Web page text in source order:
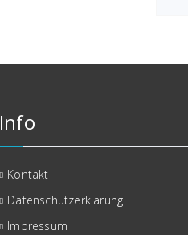
Info
Kontakt
Datenschutzerklärung
Impressum